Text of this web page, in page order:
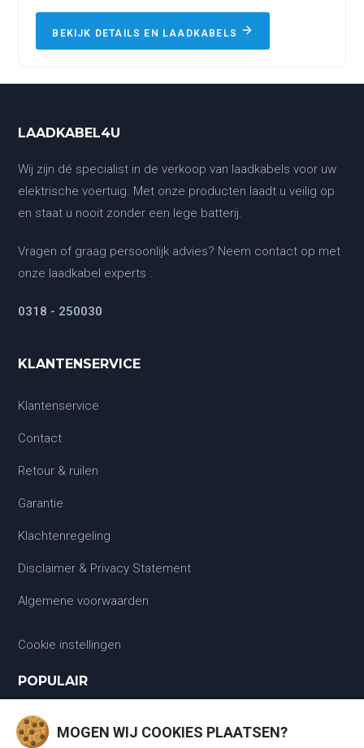
BEKIJK DETAILS EN LAADKABELS
LAADKABEL4U
Wij zijn dé specialist in de verkoop van laadkabels voor uw
elektrische voertuig. Met onze producten laadt u veilig op
en staat u nooit zonder een lege batterij.
Vragen of graag persoonlijk advies? Neem contact op met
onze laadkabel experts :
0318 - 250030
KLANTENSERVICE
Klantenservice
Contact
Retour & ruilen
Garantie
Klachtenregeling
Disclaimer & Privacy Statement
Algemene voorwaarden
Cookie instellingen
POPULAIR
Laadkabels
MOGEN WIJ COOKIES PLAATSEN?